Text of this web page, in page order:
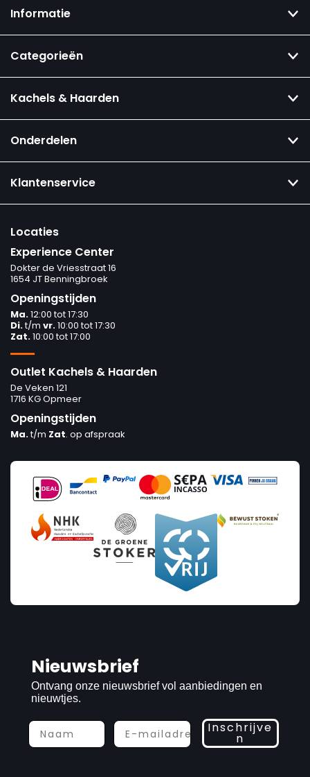
Informatie
Categorieën
Kachels & Haarden
Onderdelen
Klantenservice
Locaties
Experience Center
Dokter de Vriesstraat 16
1654 JT Benningbroek
Openingstijden
Ma.12:00 tot 17:30
Di.t/m vr.10:00 tot 17:30
Zat.10:00 tot 17:00
Outlet Kachels & Haarden
De Veken 121
1716 KG Opmeer
Openingstijden
Ma.t/m Zat. op afspraak
Nieuwsbrief
Ontvang onze nieuwsbrief vol aanbiedingen en
nieuwtjes.
Inschrijve
n